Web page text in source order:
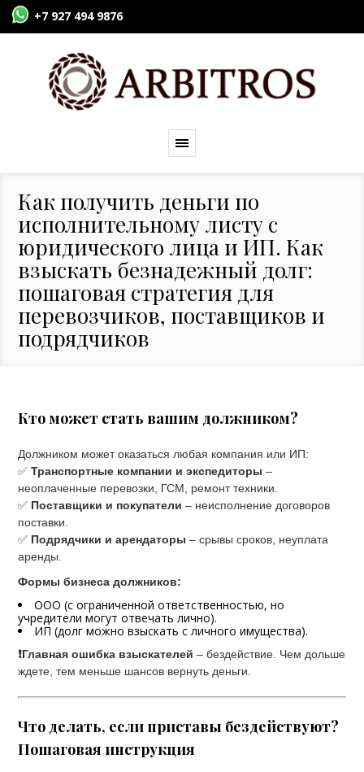
+7 927 494 9876
Как получить деньги по
исполнительному листу с
юридического лица и ИП. Как
взыскать безнадежный долг:
пошаговая стратегия для
перевозчиков, поставщиков и
подрядчиков
Кто может стать вашим должником?
Должником может оказаться любая компания или ИП:
✅Транспортные компании и экспедиторы –
неоплаченные перевозки, ГСМ, ремонт техники.
✅ Поставщики и покупатели – неисполнение договоров
поставки.
✅ Подрядчики и арендаторы – срывы сроков, неуплата
аренды.
Формы бизнеса должников:
ООО (с ограниченной ответственностью, но
учредители могут отвечать лично).
ИП (долг можно взыскать с личного имущества).
❗Главная ошибка взыскателей – бездействие. Чем дольше
ждете, тем меньше шансов вернуть деньги.
Что делать, если приставы бездействуют?
Пошаговая инструкция